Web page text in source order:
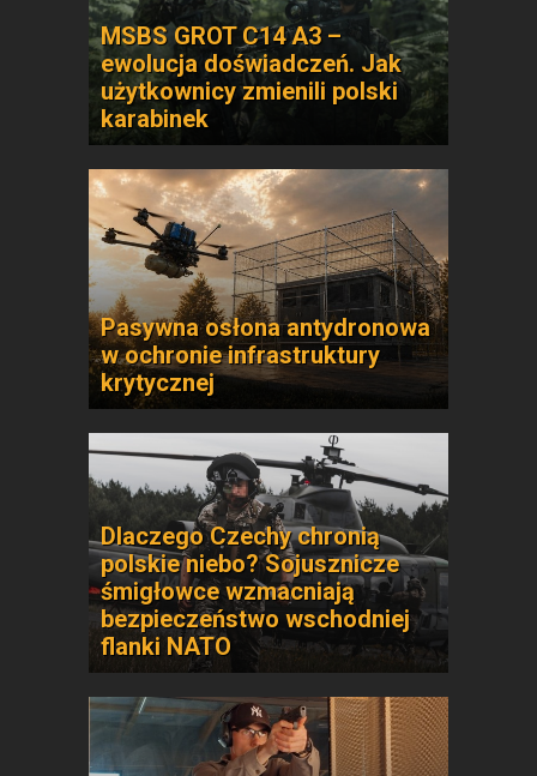
MSBS GROT C14 A3 –
ewolucja doświadczeń. Jak
użytkownicy zmienili polski
karabinek
Pasywna osłona antydronowa
w ochronie infrastruktury
krytycznej
Dlaczego Czechy chronią
polskie niebo? Sojusznicze
śmigłowce wzmacniają
bezpieczeństwo wschodniej
flanki NATO